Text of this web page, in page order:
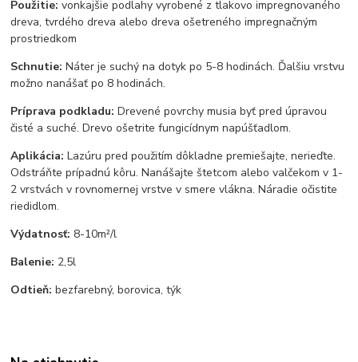
Použitie:vonkajšie podlahy vyrobené z tlakovo impregnovaného
dreva, tvrdého dreva alebo dreva ošetreného impregnačným
prostriedkom
Schnutie: Náter je suchý na dotyk po 5-8 hodinách. Ďalšiu vrstvu
možno nanášať po 8 hodinách.
Príprava podkladu:Drevené povrchy musia byť pred úpravou
čisté a suché. Drevo ošetrite fungicídnym napúšťadlom.
Aplikácia: Lazúru pred použitím dôkladne premiešajte, nerieďte.
Odstráňte prípadnú kôru. Nanášajte štetcom alebo valčekom v 1-
2 vrstvách v rovnomernej vrstve v smere vlákna. Náradie očistite
riedidlom.
Výdatnosť: 8-10m²/l
Balenie: 2,5l
Odtieň: bezfarebný, borovica, týk